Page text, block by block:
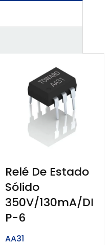
Relé De Estado
Sólido
350V/130mA/DI
P-6
AA31